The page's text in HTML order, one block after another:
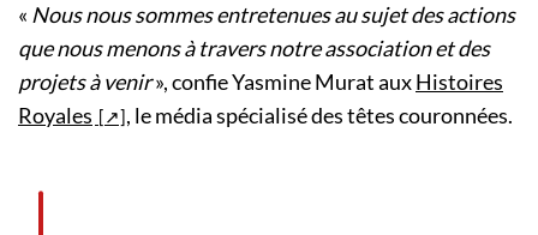
« Nous nous sommes entretenues au sujet des actions
que nous menons à travers notre association et des
projets à venir», confie Yasmine Murat auxHistoires
Royales
, le média spécialisé des têtes couronnées.